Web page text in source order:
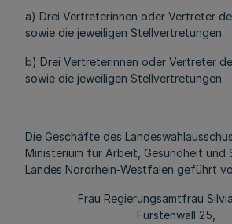
a) Drei Vertreterinnen oder Vertreter
sowie die jeweiligen Stellvertretungen.
b) Drei Vertreterinnen oder Vertreter
sowie die jeweiligen Stellvertretungen.
Die Geschäfte des
Ministerium für Arbeit, Gesundheit und
Landes Nordrhein-Westfalen geführt
Frau Regierungsamtfrau
Fürstenwall 25,